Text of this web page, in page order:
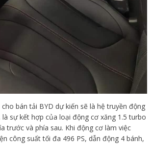
bán tải BYD dự kiến sẽ là hệ truyền động
là sự kết hợp của loại động cơ xăng 1.5 turbo
trước và phía sau. Khi động cơ làm việc
công suất tối đa 496 PS, dẫn động 4 bánh,